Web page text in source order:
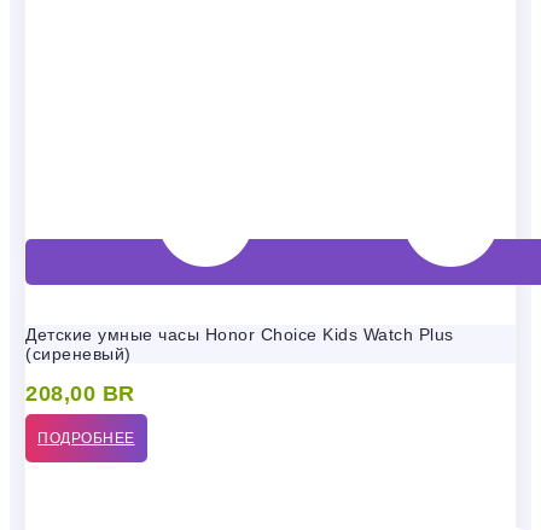
Детские умные часы Honor Choice Kids Watch Plus
(сиреневый)
208,00 BR
ПОДРОБНЕЕ